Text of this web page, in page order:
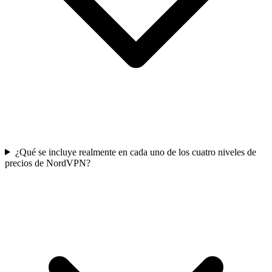
¿Qué se incluye realmente en cada uno de los cuatro niveles de
precios de NordVPN?